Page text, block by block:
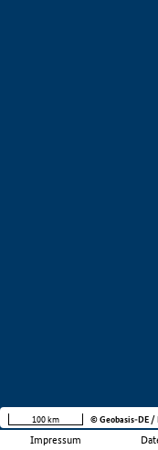
Impressum
100 km © Geobasis-DE /